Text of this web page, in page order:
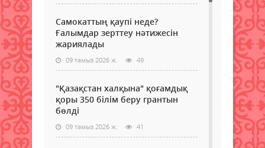
Самокаттың қаупі неде?
Ғалымдар зерттеу нәтижесін
жариялады
09 тамыз 2026 ж. 49
"Қазақстан халқына" қоғамдық
қоры 350 білім беру грантын
бөлді
09 тамыз 2026 ж. 41